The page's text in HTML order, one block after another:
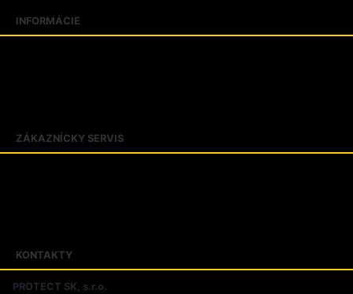
INFORMÁCIE
ZÁKAZNÍCKY SERVIS
KONTAKTY
PROTECT SK, s.r.o.